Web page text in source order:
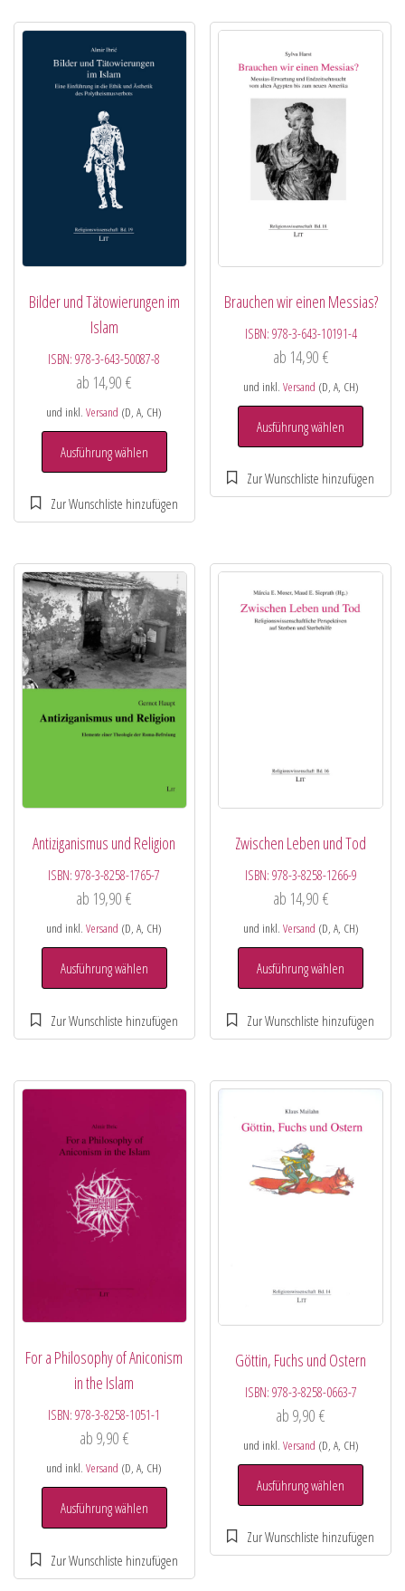
Bilder und Tätowierungen im
Islam
ISBN:978-3-643-50087-8
ab 14,90€
und inkl.Versand (D, A, CH)
Ausführung wählen
Brauchen wir einen Messias?
ISBN: 978-3-643-10191-4
ab 14,90 €
und inkl. Versand (D, A, CH)
Ausführung wählen
Antiziganismus und Religion
ISBN:978-3-8258-1765-7
ab 19,90€
und inkl.Versand (D, A, CH)
Ausführung wählen
Zwischen Leben und Tod
ISBN: 978-3-8258-1266-9
ab 14,90 €
und inkl. Versand (D, A, CH)
Ausführung wählen
For a Philosophy of Aniconism
in the Islam
ISBN:978-3-8258-1051-1
ab 9,90 €
und inkl.Versand (D, A, CH)
Ausführung wählen
Göttin, Fuchs und Ostern
ISBN: 978-3-8258-0663-7
ab 9,90€
und inkl. Versand (D, A, CH)
Ausführung wählen